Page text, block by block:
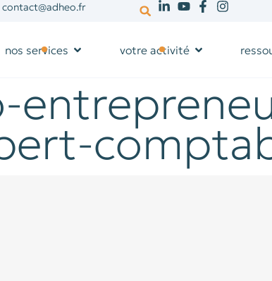
contact@adheo.fr
nos services votre activité